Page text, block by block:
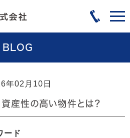
BLOG
年02月10日
資産性の高い物件とは？
ード